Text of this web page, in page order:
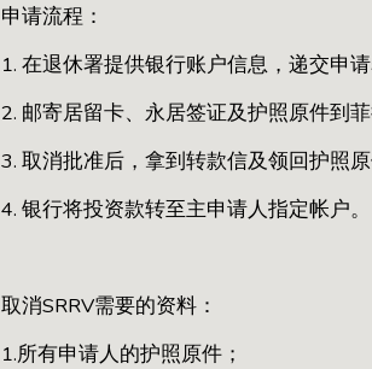
申请流程：
1. 在退休署提供银行账户信息，递交申
2. 邮寄居留卡、永居签证及护照原件到
3. 取消批准后，拿到转款信及领回护照
4. 银行将投资款转至主申请人指定帐户。
取消SRRV需要的资料：
1.所有申请人的护照原件；